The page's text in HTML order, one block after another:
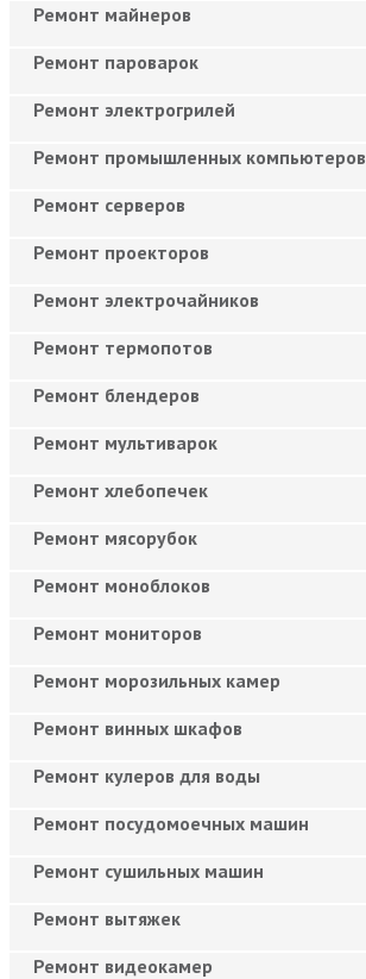
Ремонт майнеров
Ремонт пароварок
Ремонт электрогрилей
Ремонт промышленных компьютеров
Ремонт серверов
Ремонт проекторов
Ремонт электрочайников
Ремонт термопотов
Ремонт блендеров
Ремонт мультиварок
Ремонт хлебопечек
Ремонт мясорубок
Ремонт моноблоков
Ремонт мониторов
Ремонт морозильных камер
Ремонт винных шкафов
Ремонт кулеров для воды
Ремонт посудомоечных машин
Ремонт сушильных машин
Ремонт вытяжек
Ремонт видеокамер